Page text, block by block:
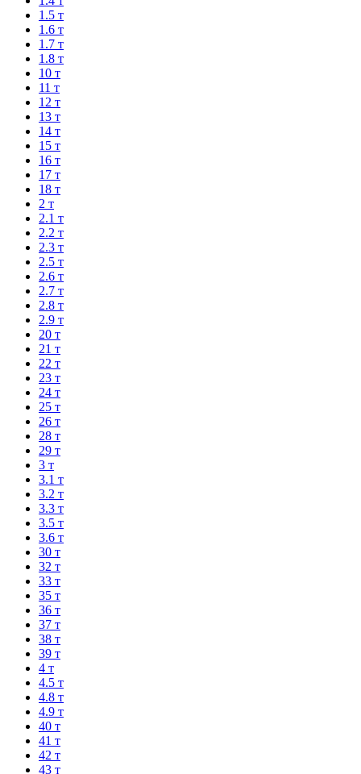
1.5 т
1.6 т
1.7 т
1.8 т
10 т
11 т
12 т
13 т
14 т
15 т
16 т
17 т
18 т
2 т
2.1 т
2.2 т
2.3 т
2.5 т
2.6 т
2.7 т
2.8 т
2.9 т
20 т
21 т
22 т
23 т
24 т
25 т
26 т
28 т
29 т
3 т
3.1 т
3.2 т
3.3 т
3.5 т
3.6 т
30 т
32 т
33 т
35 т
36 т
37 т
38 т
39 т
4 т
4.5 т
4.8 т
4.9 т
40 т
41 т
42 т
43 т